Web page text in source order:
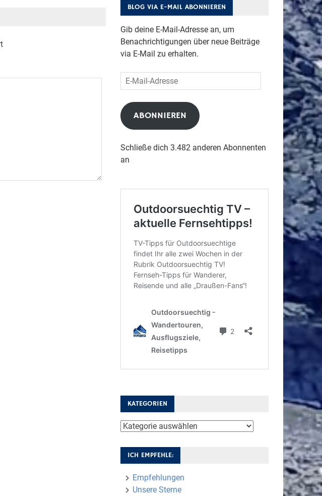
BLOG VIA E-MAIL ABONNIEREN
Gib deine E-Mail-Adresse an, um
Benachrichtigungen über neue Beiträge
via E-Mail zu erhalten.
E-
Mail-
Adresse
ABONNIEREN
Schließe dich 3.482 anderen Abonnenten
an
KATEGORIEN
Kategorien
ICH EMPFEHLE:
Empfehlungen
Unsere Sterne